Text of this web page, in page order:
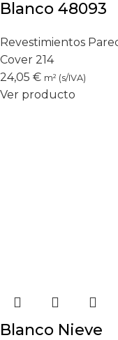
Blanco 48093
Revestimientos
Cover 214
24,05 € m² (s/IVA)
Ver producto
Blanco Nieve